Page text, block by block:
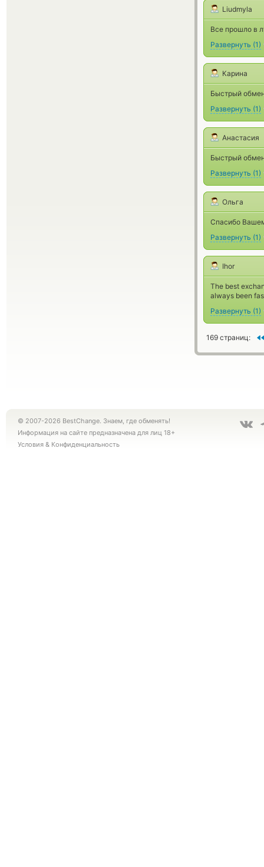
Liudmyla
Все прошло в
Развернуть (1)
Карина
Быстрый
Развернуть (1)
Анастасия
Быстрый
Развернуть (1)
Ольга
Спасибо
Развернуть (1)
Ihor
The best
always been
Развернуть (1)
169 страниц:
© 2007-2026 BestChange. Знаем, где обменять!
Информация на сайте предназначена для лиц 18+
Условия & Конфиденциальность